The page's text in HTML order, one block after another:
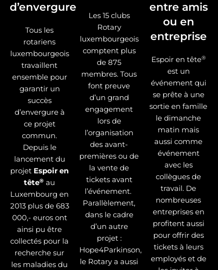
d’envergure
Tous les
rotariens
luxembourgeois
travaillent
ensemble pour
garantir un
succès
d’envergure à
ce projet
commun.
Depuis le
lancement du
projet Espoir en
tête® au
Luxembourg en
2013 plus de 683
000,- euros ont
ainsi pu être
collectés pour la
recherche sur
les maladies du
Les 15 clubs
Rotary
luxembourgeois
comptent plus
de 875
membres. Tous
font preuve
d’un grand
engagement
lors de
l’organisation
des avant-
premières ou de
la vente de
tickets avant
l’événement.
Parallèlement,
dans le cadre
d’un autre
projet :
Hope4Parkinson,
le Rotary a aussi
entre amis
ou en
entreprise
Espoir en tête®
est un
événement qui
se prête à une
sortie en famille
le dimanche
matin mais
aussi comme
événement
avec les
collègues de
travail. De
nombreuses
entreprises en
profitent aussi
pour offrir des
tickets à leurs
employés et de